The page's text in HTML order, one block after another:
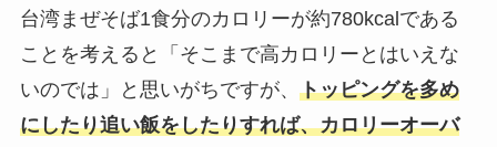
台湾まぜそば1食分のカロリーが約780kcalである
ことを考えると「そこまで高カロリーとはいえな
いのでは」と思いがちですが、 トッピングを多め
にしたり追い飯をしたりすれば、カロリーオーバ